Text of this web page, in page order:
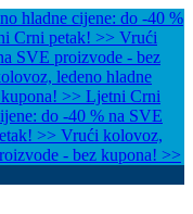
hladne cijene: do -40 %
Crni petak! >> Vrući
SVE proizvode - bez
ledeno hladne
>> Ljetni Crni
do -40 % na SVE
>> Vrući kolovoz,
- bez kupona! >>